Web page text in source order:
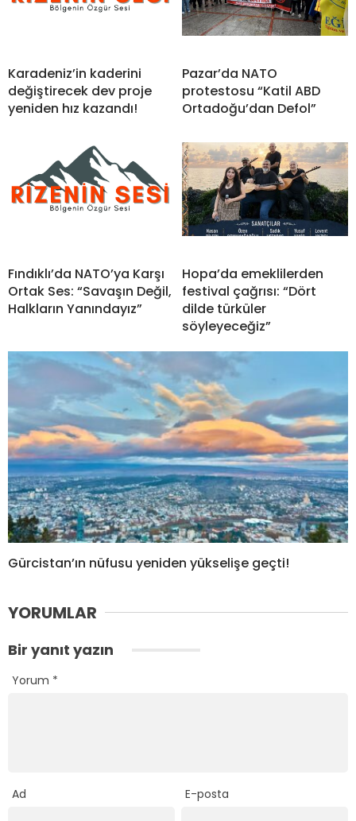
Karadeniz’in kaderini
değiştirecek dev proje
yeniden hız kazandı!
Pazar’da NATO
protestosu “Katil ABD
Ortadoğu’dan Defol”
Fındıklı’da NATO’ya Karşı
Ortak Ses: “Savaşın Değil,
Halkların Yanındayız”
Hopa’da emeklilerden
festival çağrısı: “Dört
dilde türküler
söyleyeceğiz”
Gürcistan’ın nüfusu yeniden yükselişe geçti!
YORUMLAR
Bir yanıt yazın
Yorum *
Ad E-posta